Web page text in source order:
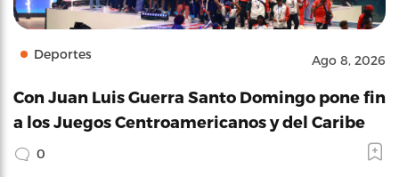
Deportes Ago 8, 2026
Con Juan Luis Guerra Santo Domingo pone fin
a los Juegos Centroamericanos y del Caribe
0